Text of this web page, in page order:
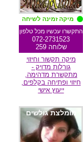
מיקה זמינה לשיחה
התקשרו עכשיו מכל טלפון
072-2731523
שלוחה 259
מיקה תקשור וחיזוי
גורלות מדויק -
מתקשרת מדהימה,
חיזוי ופתיחה בקלפים,
ייעוץ אישי
מומלצת גולשים